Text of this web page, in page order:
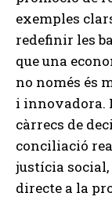
exemples
redefinir les
que una
no només és
i innovadora.
càrrecs de
conciliació
justícia
directe a la